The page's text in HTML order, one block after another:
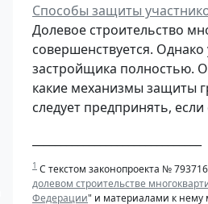
Cпособы защиты
Долевое строительство
совершенствуется.
застройщика полностью.
какие механизмы защиты
следует предпринять,
1 С текстом законопроекта №
долевом строительстве
Федерации" и материалами к нему